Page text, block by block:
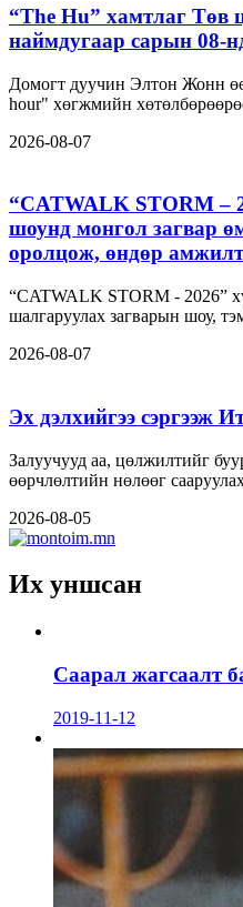
“The Hu” хамтлаг Төв
наймдугаар сарын 08-
Домогт дуучин Элтон Жонн
hour" хөгжмийн
2026-08-07
“CATWALK STORM –
шоунд монгол загвар
оролцож, өндөр
“CATWALK STORM - 2026”
шалгаруулах загварын шоу,
2026-08-07
Эх дэлхийгээ сэргээж
Залуучууд аа, цөлжилтийг
өөрчлөлтийн нөлөөг
2026-08-05
Их уншсан
Саарал жагсаалт
2019-11-12